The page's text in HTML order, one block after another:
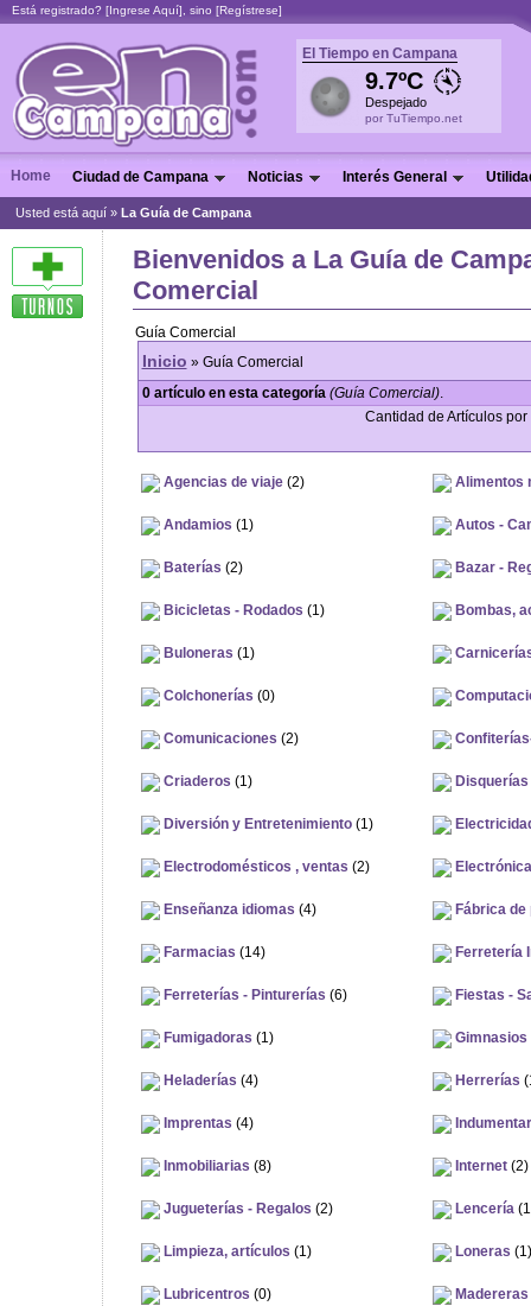
Está registrado? [Ingrese Aquí], sino [Regístrese]
El Tiempo en Campana
9.7ºC
Despejado
por TuTiempo.net
Home Ciudad de Campana Noticias Interés General
Usted está aquí » La Guía de Campana
Bienvenidos a La Guía de
Comercial
Guía Comercial
Inicio » Guía Comercial
0 artículo en esta categoría (Guía Comercial).
Cantidad de Artículos por
Agencias de viaje(2) Alimentos
Andamios (1) Autos -
Baterías (2) Bazar -
Bicicletas - Rodados (1) Bombas,
Buloneras (1)
Colchonerías (0)
Comunicaciones (2)
Criaderos (1) Disquerías
Diversión y Entretenimiento(1)
Electrodomésticos , ventas (2) Electrónica
Enseñanza idiomas (4) Fábrica de
Farmacias (14) Ferretería
Ferreterías - Pinturerías (6) Fiestas -
Fumigadoras (1) Gimnasios
Heladerías (4) Herrerías
Imprentas (4)
Inmobiliarias (8) Internet(2)
Jugueterías - Regalos (2) Lencería
Limpieza, artículos (1) Loneras (1)
Lubricentros (0) Madereras